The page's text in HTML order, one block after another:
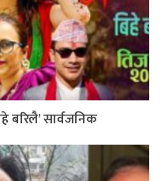
बरिलै’ सार्वजनिक